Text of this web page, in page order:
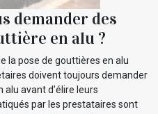
demander des
en alu ?
la pose de gouttières en alu
doivent toujours demander
avant d’élire leurs
par les prestataires sont